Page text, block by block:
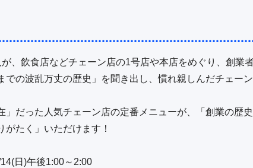
、飲食店などチェーン店の1号店や本店をめぐり、創業
での波乱万丈の歴史」を聞き出し、慣れ親しんだチェー
」だった人気チェーン店の定番メニューが、「創業の歴史
がたく」いただけます！
日)午後1:00～2:00